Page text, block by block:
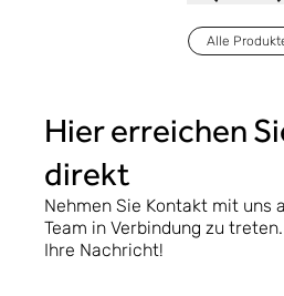
Alle
Hier erreichen
direkt
Nehmen Sie Kontakt mit uns
Team in Verbindung zu
Ihre Nachricht!